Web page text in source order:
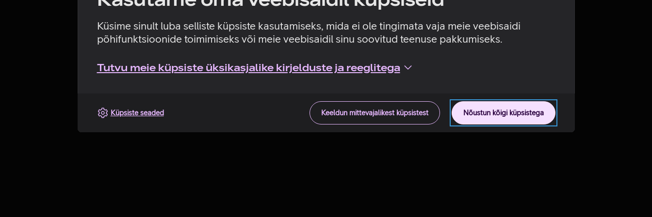
Küsime sinult luba selliste küpsiste kasutamiseks, mida ei ole tingimata vaja meie veebisaidi
põhifunktsioonide toimimiseks või meie veebisaidil sinu soovitud teenuse pakkumiseks.
Tutvu meie küpsiste üksikasjalike kirjelduste ja reeglitega
Nõustun kõigi küpsistega
Keeldun mittevajalikest küpsistest
Küpsiste seaded